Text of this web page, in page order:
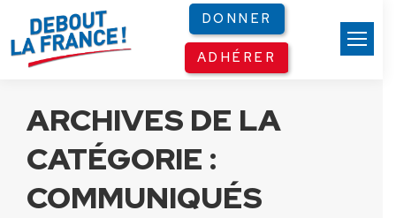
DONNER
ADHÉRER
ARCHIVES DE LA
CATÉGORIE :
COMMUNIQUÉS
Panneau de gestion des cookies